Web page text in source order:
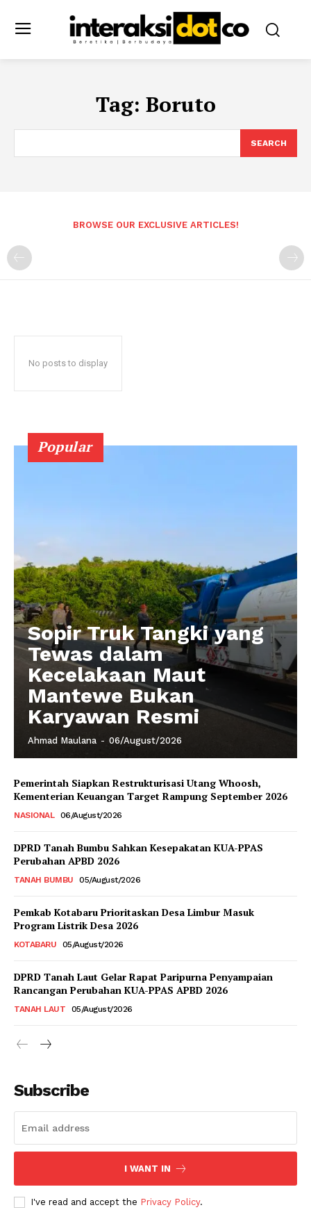
Tag: Boruto
SEARCH
BROWSE OUR EXCLUSIVE ARTICLES!
No posts to display
Popular
Sopir Truk Tangki yang
Tewas dalam
Kecelakaan Maut
Mantewe Bukan
Karyawan Resmi
Ahmad Maulana - 06/August/2026
Pemerintah Siapkan Restrukturisasi Utang Whoosh,
Kementerian Keuangan Target Rampung September 2026
NASIONAL 06/August/2026
DPRD Tanah Bumbu Sahkan Kesepakatan KUA-PPAS
Perubahan APBD 2026
TANAH BUMBU 05/August/2026
Pemkab Kotabaru Prioritaskan Desa Limbur Masuk
Program Listrik Desa 2026
KOTABARU 05/August/2026
DPRD Tanah Laut Gelar Rapat Paripurna Penyampaian
Rancangan Perubahan KUA-PPAS APBD 2026
TANAH LAUT 05/August/2026
Subscribe
I WANT IN
I've read and accept the Privacy Policy.